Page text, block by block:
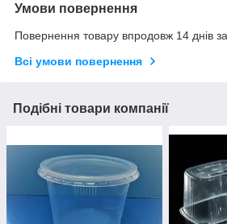
Умови повернення
Повернення товару впродовж 14 днів
Всі умови повернення
Подібні товари компанії